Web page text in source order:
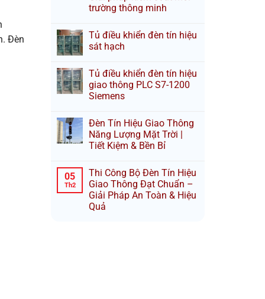
trường thông minh
Tủ điều khiển đèn tín hiệu
sát hạch
Tủ điều khiển đèn tín hiệu
giao thông PLC S7-1200
Siemens
Đèn Tín Hiệu Giao Thông
Năng Lượng Mặt Trời |
Tiết Kiệm & Bền Bỉ
05
Th2
Thi Công Bộ Đèn Tín Hiệu
Giao Thông Đạt Chuẩn –
Giải Pháp An Toàn & Hiệu
Quả
Đèn